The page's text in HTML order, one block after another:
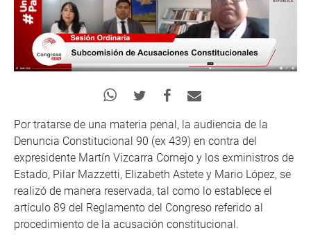
Por tratarse de una materia penal, la audiencia de la
Denuncia Constitucional 90 (ex 439) en contra del
expresidente Martín Vizcarra Cornejo y los exministros de
Estado, Pilar Mazzetti, Elizabeth Astete y Mario López, se
realizó de manera reservada, tal como lo establece el
artículo 89 del Reglamento del Congreso referido al
procedimiento de la acusación constitucional.